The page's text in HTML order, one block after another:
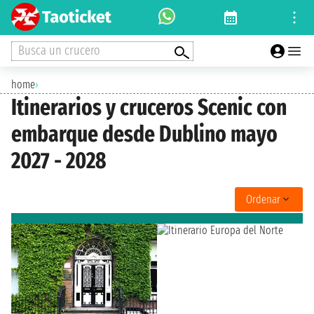
Busca un crucero
home›
Itinerarios y cruceros Scenic con
embarque desde Dublino mayo
2027 - 2028
Ordenar